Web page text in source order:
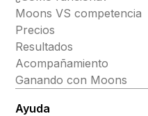
Moons VS competencia
Precios
Resultados
Acompañamiento
Ganando con Moons
Ayuda